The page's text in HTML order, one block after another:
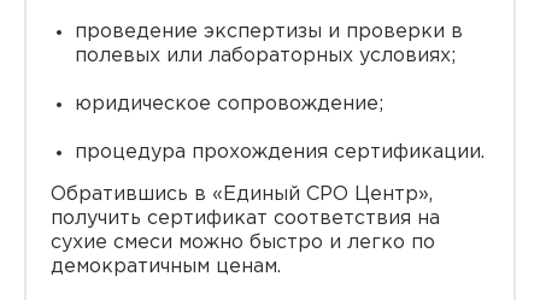
проведение экспертизы и проверки в
полевых или лабораторных условиях;
юридическое сопровождение;
процедура прохождения сертификации.
Обратившись в «Единый СРО Центр»,
получить сертификат соответствия на
сухие смеси можно быстро и легко по
демократичным ценам.